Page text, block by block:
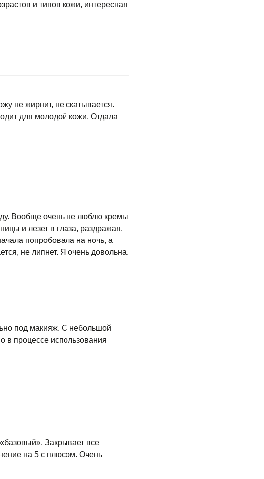
и типов кожи, интересная
не жирнит, не скатывается.
для молодой кожи. Отдала
Вообще очень не люблю кремы
и лезет в глаза, раздражая.
попробовала на ночь, а
не липнет. Я очень довольна.
под макияж. С небольшой
в процессе использования
Закрывает все
на 5 с плюсом. Очень